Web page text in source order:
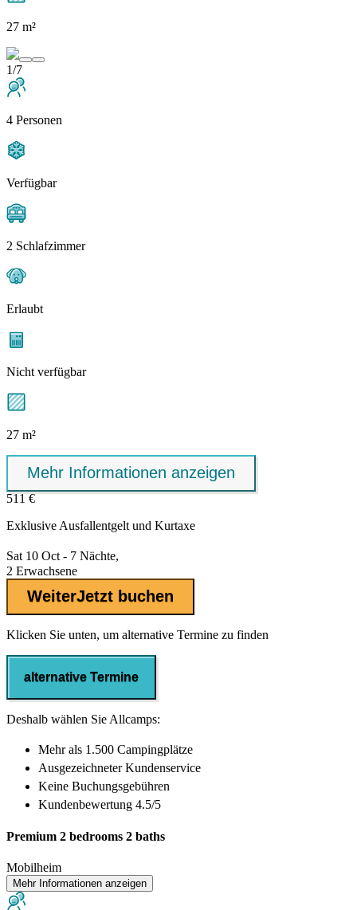
27 m²
1/7
4 Personen
Verfügbar
2 Schlafzimmer
Erlaubt
Nicht verfügbar
27 m²
Mehr Informationen anzeigen
511 €
Exklusive Ausfallentgelt und Kurtaxe
Sat 10 Oct - 7 Nächte,
2 Erwachsene
WeiterJetzt buchen
Klicken Sie unten, um alternative Termine zu finden
alternative Termine
Deshalb wählen Sie Allcamps:
Mehr als 1.500 Campingplätze
AusgezeichneterKundenservice
Keine Buchungsgebühren
Kundenbewertung 4.5/5
Premium 2 bedrooms 2 baths
Mobilheim
Mehr Informationen anzeigen